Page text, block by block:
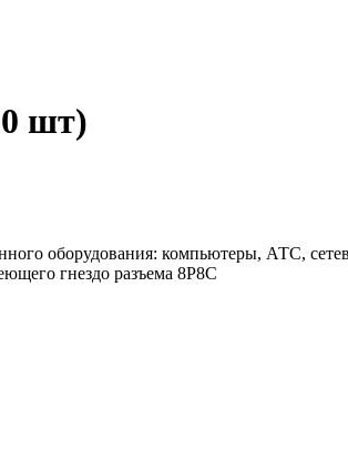
шт)
оборудования: компьютеры, АТС,
гнездо разъема 8P8C